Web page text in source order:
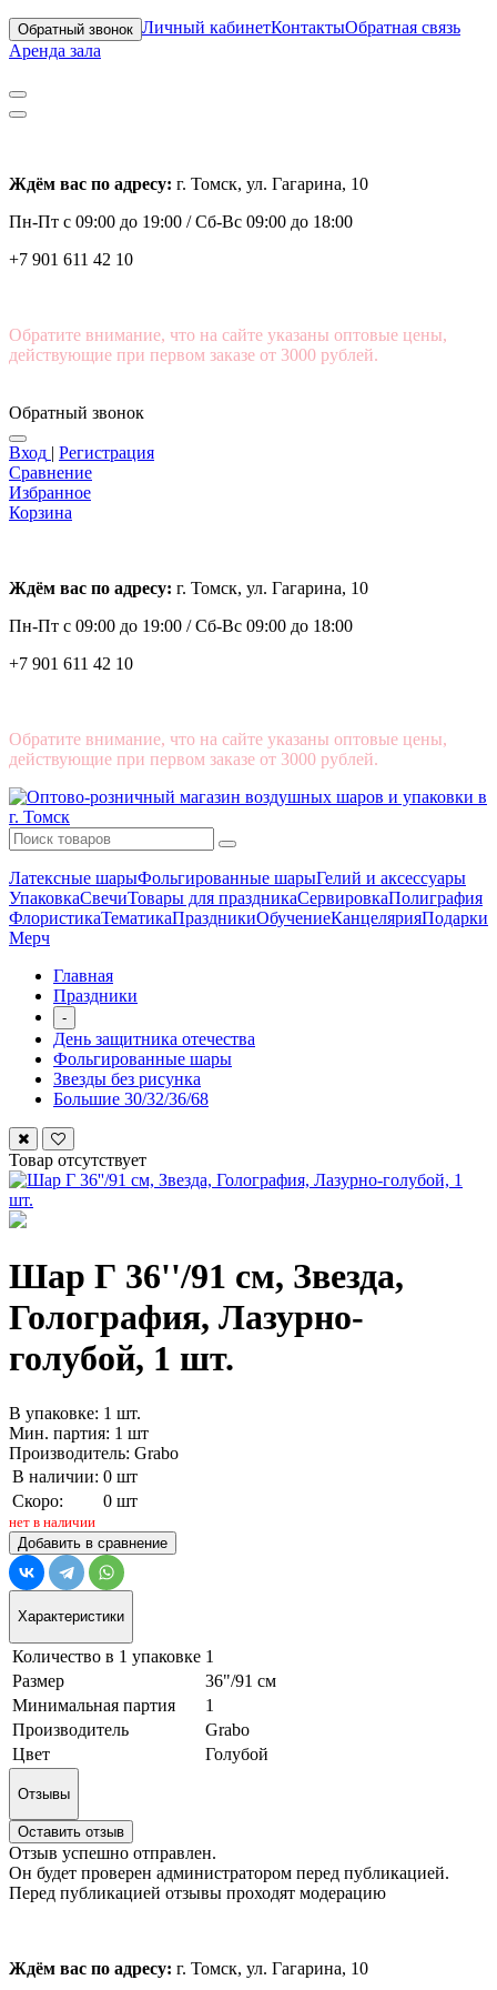
Обратный звонок Личный кабинетКонтактыОбратная связь
Аренда зала
Ждём вас по адресу: г. Томск, ул. Гагарина, 10
Пн-Пт с 09:00 до 19:00 /Сб-Вс 09:00 до 18:00
+7 901 611 42 10
Обратите внимание, что на сайте указаны оптовые цены,
действующие при первом заказе от 3000 рублей.
Обратный звонок
Вход | Регистрация
Сравнение
Избранное
Корзина
Ждём вас по адресу: г. Томск, ул. Гагарина, 10
Пн-Пт с 09:00 до 19:00 /Сб-Вс 09:00 до 18:00
+7 901 611 42 10
Обратите внимание, что на сайте указаны оптовые цены,
действующие при первом заказе от 3000 рублей.
Латексные шарыФольгированные шарыГелий и аксессуары
УпаковкаСвечиТовары для праздникаСервировкаПолиграфия
ФлористикаТематикаПраздникиОбучениеКанцелярияПодарки
Мерч
Главная
Праздники
-
День защитника отечества
Фольгированные шары
Звезды без рисунка
Большие 30/32/36/68
Товар отсутствует
Шар Г 36''/91 см, Звезда,
Голография, Лазурно-
голубой, 1 шт.
В упаковке: 1 шт.
Мин. партия: 1 шт
Производитель: Grabo
В наличии: 0 шт
Скоро:
0 шт
нет в наличии
Добавить в сравнение
Характеристики
Количество в 1 упаковке 1
Размер
36"/91 см
Минимальная партия
1
Производитель
Grabo
Цвет
Голубой
Отзывы
Оставить отзыв
Отзыв успешно отправлен.
Он будет проверен администратором перед публикацией.
Перед публикацией отзывы проходят модерацию
Ждём вас по адресу: г. Томск, ул. Гагарина, 10